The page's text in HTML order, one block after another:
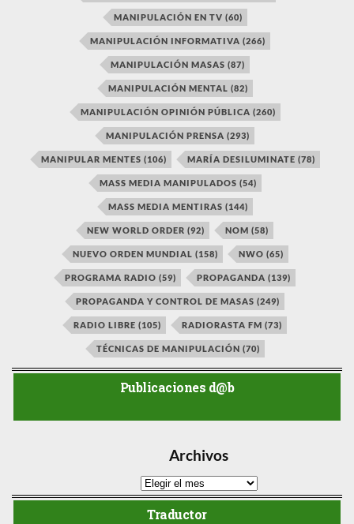
MANIPULACIÓN EN TV (60)
MANIPULACIÓN INFORMATIVA (266)
MANIPULACIÓN MASAS (87)
MANIPULACIÓN MENTAL (82)
MANIPULACIÓN OPINIÓN PÚBLICA (260)
MANIPULACIÓN PRENSA (293)
MANIPULAR MENTES (106) MARÍA DESILUMINATE (78)
MASS MEDIA MANIPULADOS (54)
MASS MEDIA MENTIRAS (144)
NEW WORLD ORDER (92) NOM (58)
NUEVO ORDEN MUNDIAL (158) NWO (65)
PROGRAMA RADIO (59) PROPAGANDA (139)
PROPAGANDA Y CONTROL DE MASAS (249)
RADIO LIBRE (105) RADIORASTA FM (73)
TÉCNICAS DE MANIPULACIÓN (70)
Publicaciones d@b
Archivos
Traductor